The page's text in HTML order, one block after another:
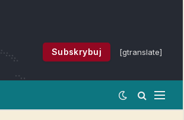
Subskrybuj [gtranslate]